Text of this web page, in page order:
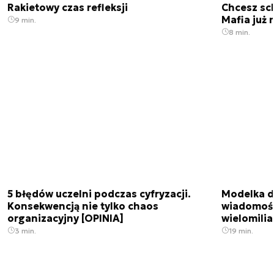
Rakietowy czas refleksji
9 min.
Chcesz
Mafia już
8 min.
5 błędów uczelni podczas cyfryzacji.
Konsekwencją nie tylko chaos
organizacyjny [OPINIA]
3 min.
Modelka
19 min.